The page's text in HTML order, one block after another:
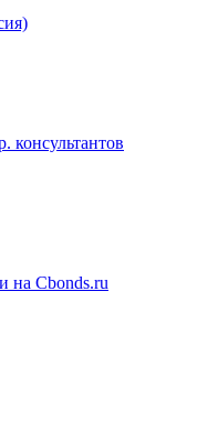
консультантов
на Cbonds.ru